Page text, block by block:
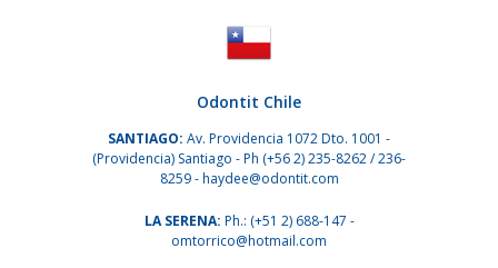
Odontit Chile
SANTIAGO: Av. Providencia 1072 Dto. 1001 -
(Providencia) Santiago - Ph (+56 2) 235-8262/236-
8259- haydee@odontit.com
LA SERENA: Ph.: (+51 2) 688-147 -
omtorrico@hotmail.com